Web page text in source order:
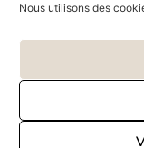
Nous utilisons des
Copyright ©